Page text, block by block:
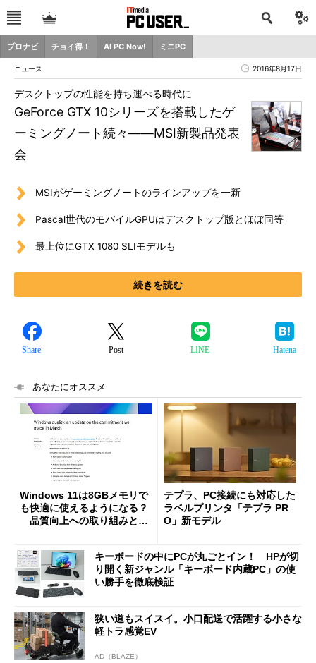
プロナビ チョイ得！ AI PC Now! ミニPC
ニュース 2016年8月17日
GeForce GTX 10シリーズを搭載したゲ
ーミングノート続々――MSI新製品発表
会
デスクトップの性能を持ち運べる時代に
MSIがゲーミングノートのラインアップを一新
Pascal世代のモバイルGPUはデスクトップ版とほぼ同等
最上位にGTX 1080 SLIモデルも
続きを読む
Share Post LINE Hatena
あなたにオススメ
Windows 11は8GBメモリで
も快適に使えるようになる？
品質向上への取り組みと
テプラ、PC接続にも対応した
ラベルプリンタ「テプラ PR
O」新モデル
キーボードの中にPCが丸ごとイン！ HPが切
り開く新ジャンル「キーボード内蔵PC」の使
い勝手を徹底検証
狭い道もスイスイ。小口配送で活躍する小さな
軽トラ感覚EV
AD（BLAZE）